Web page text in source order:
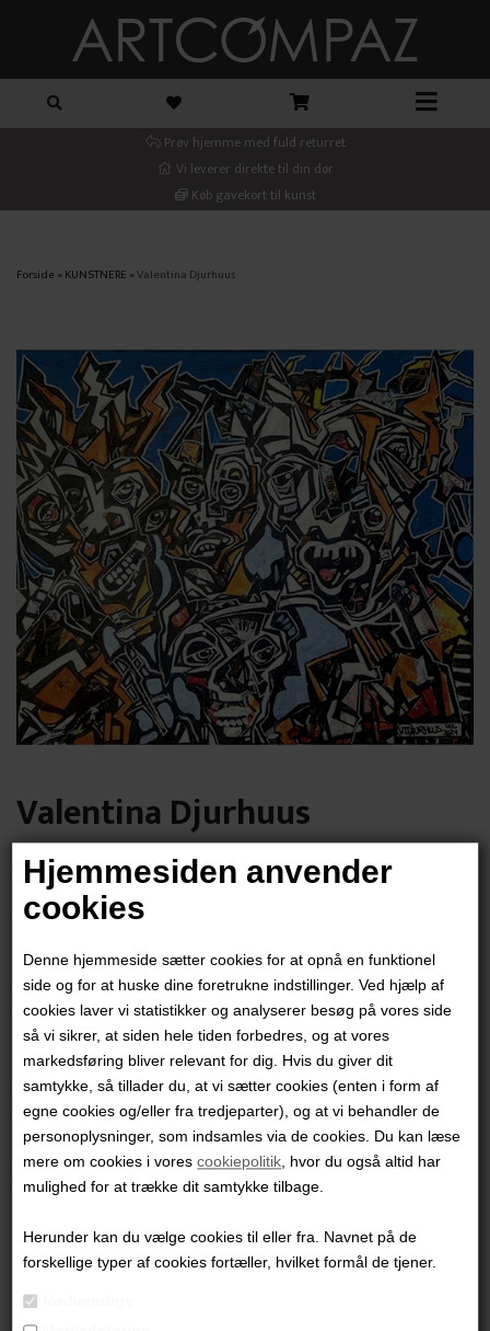
Hjemmesiden anvender
cookies
Denne hjemmeside sætter cookies for at opnå en funktionel
side og for at huske dine foretrukne indstillinger. Ved hjælp af
cookies laver vi statistikker og analyserer besøg på vores side
så vi sikrer, at siden hele tiden forbedres, og at vores
markedsføring bliver relevant for dig. Hvis du giver dit
samtykke, så tillader du, at vi sætter cookies (enten i form af
egne cookies og/eller fra tredjeparter), og at vi behandler de
personoplysninger, som indsamles via de cookies. Du kan læse
mere om cookies i vorescookiepolitik , hvor du også altid har
mulighed for at trække dit samtykke tilbage.
Herunder kan du vælge cookies til eller fra. Navnet på de
forskellige typer af cookies fortæller, hvilket formål de tjener.
Prøv hjemme med fuld returret
Vi leverer direkte til din dør
Køb gavekort til kunst
Forside »KUNSTNERE »Valentina Djurhuus
Valentina Djurhuus
6.900,00DKK
"A Choir of Talking Heads"
60 x 70 cm.
Akryl på lærred
Ikke indrammet
PRODUKTBESKRIVELSE
Andre værker af kunstneren: